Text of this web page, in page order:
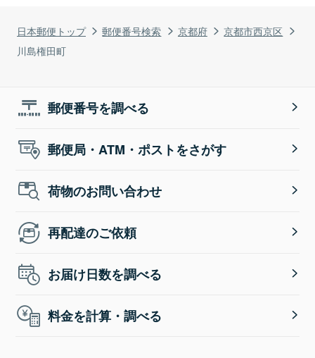
日本郵便トップ 郵便番号検索 京都府
京都市西京区
川島権田町
郵便番号を調べる
郵便局・ATM・ポストをさがす
荷物のお問い合わせ
再配達のご依頼
お届け日数を調べる
料金を計算・調べる